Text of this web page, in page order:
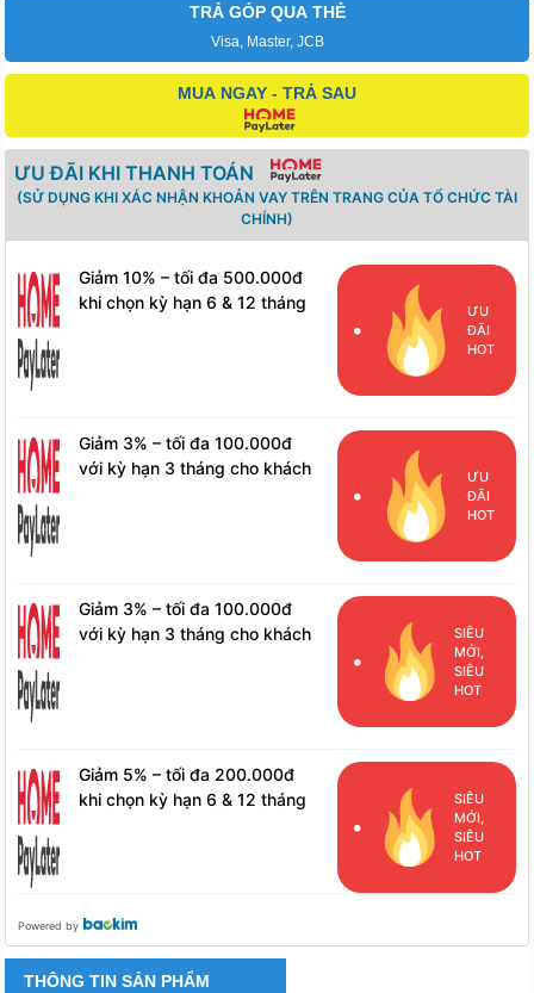
TRẢ GÓP QUA THẺ
Visa, Master, JCB
MUA NGAY - TRẢ SAU
ƯU ĐÃI KHI THANH TOÁN
(SỬ DỤNG KHI XÁC NHẬN KHOẢN VAY TRÊN TRANG CỦA TỔ CHỨC TÀI
CHÍNH)
Giảm 10% – tối đa 500.000đ
khi chọn kỳ hạn 6 & 12 tháng
ƯU
ĐÃI
HOT
Giảm 3% – tối đa 100.000đ
với kỳ hạn 3 tháng cho khách
ƯU
ĐÃI
HOT
Giảm 3% – tối đa 100.000đ
với kỳ hạn 3 tháng cho khách
SIÊU
MỚI,
SIÊU
HOT
Giảm 5% – tối đa 200.000đ
khi chọn kỳ hạn 6 & 12 tháng
SIÊU
MỚI,
SIÊU
HOT
Powered by
THÔNG TIN SẢN PHẨM